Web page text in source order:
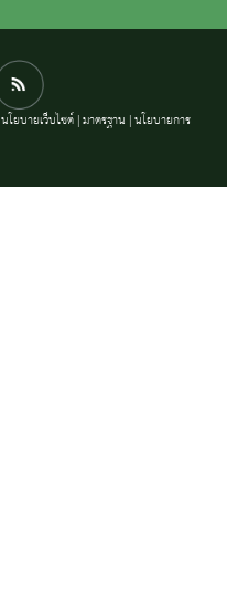
นโยบายเว็บไซต์|มาตรฐาน |นโยบายการ